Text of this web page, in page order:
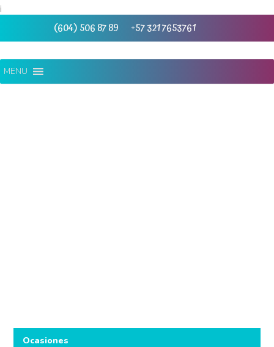
¡
(604) 506 87 89 +57 321 7653761
MENU
Ocasiones